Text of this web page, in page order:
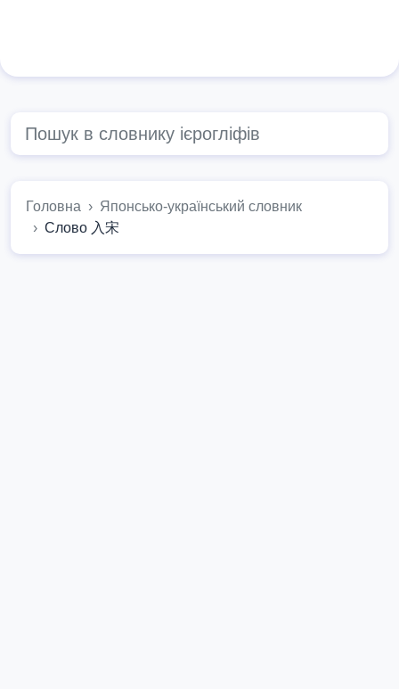
Головна
Японсько-український словник
Слово 入宋